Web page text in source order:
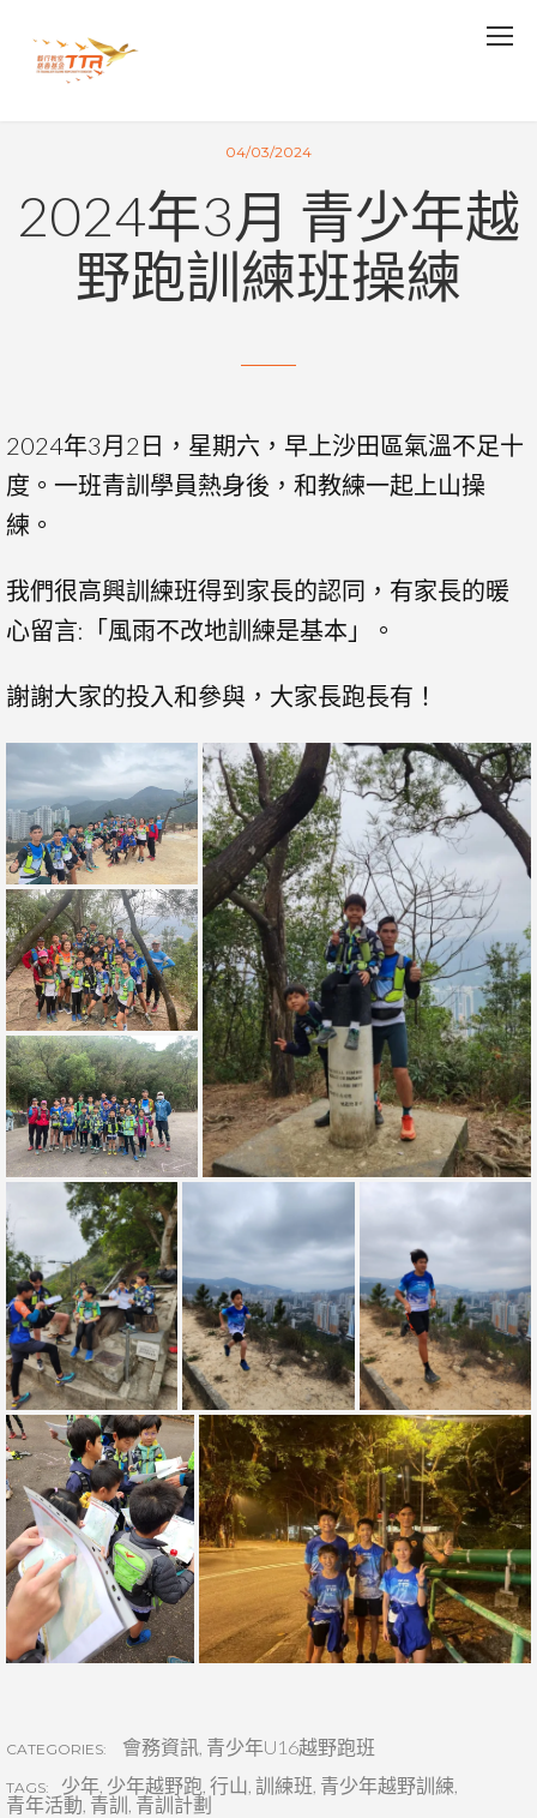
04/03/2024
2024年3月 青少年越
野跑訓練班操練
2024年3月2日，星期六，早上沙田區氣溫不足十
度。一班青訓學員熱身後，和教練一起上山操
練。
我們很高興訓練班得到家長的認同，有家長的暖
心留言:「風雨不改地訓練是基本」。
謝謝大家的投入和參與，大家長跑長有！
CATEGORIES: 會務資訊, 青少年U16越野跑班
TAGS: 少年, 少年越野跑, 行山, 訓練班, 青少年越野訓練,
青年活動, 青訓, 青訓計劃